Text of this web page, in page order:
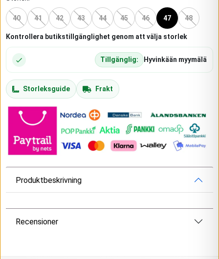
40 41 42 43 44 45 46 47 48
Kontrollera butikstillgänglighet genom att välja storlek
Tillgänglig: Hyvinkään myymälä
Storleksguide Frakt
Produktbeskrivning
Recensioner